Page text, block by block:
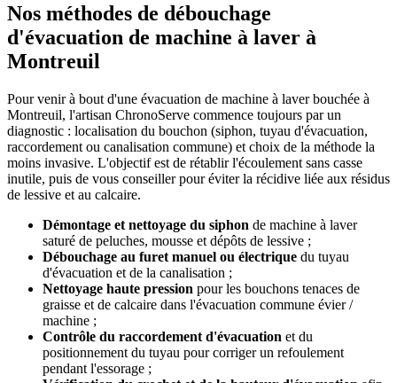
Nos méthodes de débouchage
d'évacuation de machine à laver à
Montreuil
Pour venir à bout d'une évacuation de machine à laver bouchée à
Montreuil, l'artisan ChronoServe commence toujours par un
diagnostic : localisation du bouchon (siphon, tuyau d'évacuation,
raccordement ou canalisation commune) et choix de la méthode la
moins invasive. L'objectif est de rétablir l'écoulement sans casse
inutile, puis de vous conseiller pour éviter la récidive liée aux résidus
de lessive et au calcaire.
Démontage et nettoyage du siphon de machine à laver
saturé de peluches, mousse et dépôts de lessive ;
Débouchage au furet manuel ou électrique du tuyau
d'évacuation et de la canalisation ;
Nettoyage haute pression pour les bouchons tenaces de
graisse et de calcaire dans l'évacuation commune évier /
machine ;
Contrôle du raccordement d'évacuation et du
positionnement du tuyau pour corriger un refoulement
pendant l'essorage ;